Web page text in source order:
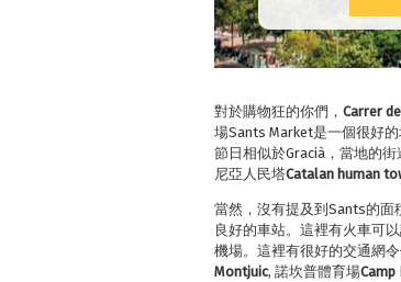
對於購物狂的你們， Carrer
場Sants Market是一個很好
節日相似於Gracià，當地的
尼亞人民塔Catalan human
當然，沒有提及到Sants的面
良好的車站。這裡有火車可
機場。這裡有很好的交通網
Montjuic, 諾坎普體育場Camp